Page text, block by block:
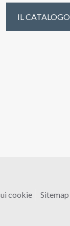
IL CATALOGO
cookie Sitemap